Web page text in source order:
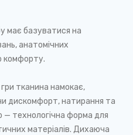
має базуватися на
анатомічних
комфорту.
гри тканина намокає,
дискомфорт, натирання та
— технологічна форма для
матеріалів. Дихаюча